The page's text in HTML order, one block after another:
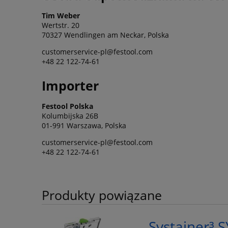
Tim Weber
Wertstr. 20
70327 Wendlingen am Neckar, Polska
customerservice-pl@festool.com
+48 22 122-74-61
Importer
Festool Polska
Kolumbijska 26B
01-991 Warszawa, Polska
customerservice-pl@festool.com
+48 22 122-74-61
Produkty powiązane